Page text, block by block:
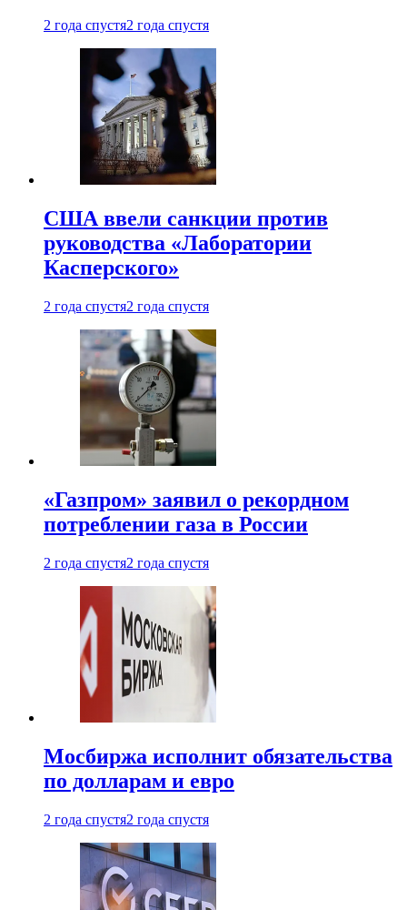
2 года спустя2 года спустя
США ввели санкции против
руководства «Лаборатории
Касперского»
2 года спустя2 года спустя
«Газпром» заявил о рекордном
потреблении газа в России
2 года спустя2 года спустя
Мосбиржа исполнит обязательства
по долларам и евро
2 года спустя2 года спустя